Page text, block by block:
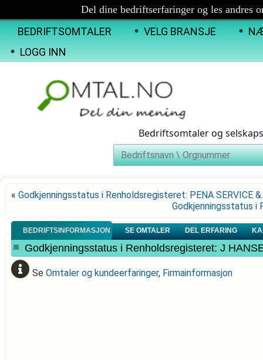
Del dine bedriftserfaringer og les andres
BEDRIFTSOMTALER VELG BRANSJE
LOGG INN
Bedriftsomtaler og
« Godkjenningsstatus i Renholdsregisteret: PENA SERVICE
Godkjenningsstatus i
BEDRIFTSINFORMASJON SE OMTALER DEL ERFARING
Godkjenningsstatus i Renholdsregisteret: J
Se Omtaler og kundeerfaringer, Firmainformasjon